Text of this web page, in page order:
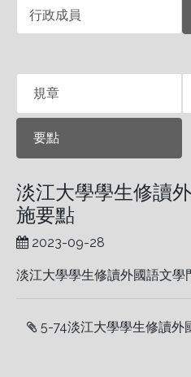
行政成員
規章
要點
淡江大學學生修讀
施要點
2023-09-28
淡江大學學生修讀外國語文學
5-74淡江大學學生修讀外